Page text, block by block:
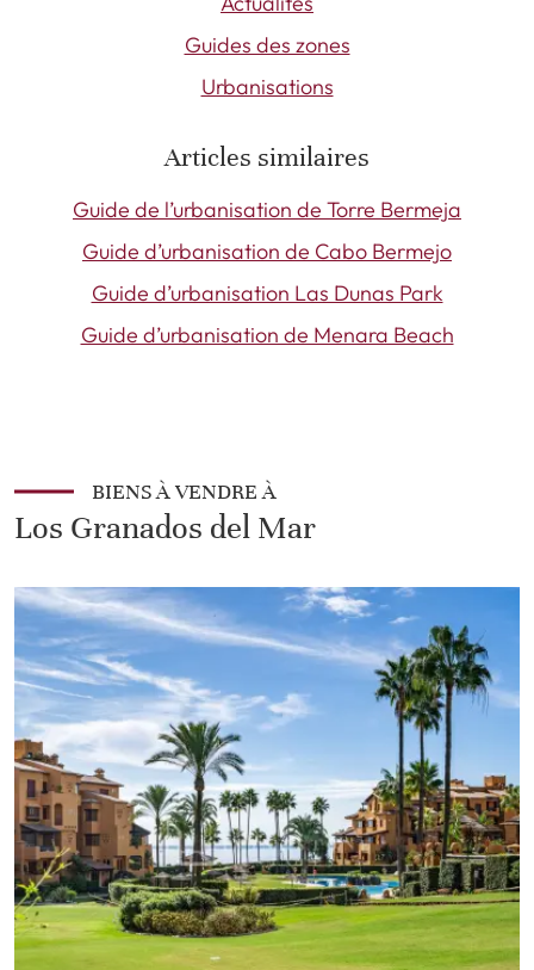
Guides des zones
Urbanisations
Articles similaires
Guide de l’urbanisation de Torre Bermeja
Guide d’urbanisation de Cabo Bermejo
Guide d’urbanisation Las Dunas Park
Guide d’urbanisation de Menara Beach
BIENS À VENDRE À
Los Granados del Mar